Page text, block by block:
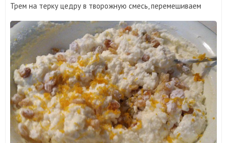
Трем на терку цедру в творожную смесь, перемешиваем